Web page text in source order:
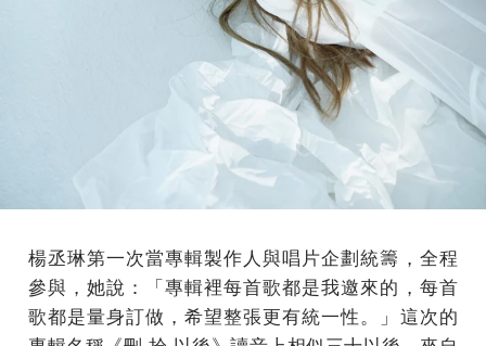
楊丞琳第一次當專輯製作人與唱片企劃統籌，全程
參與，她說：「專輯裡每首歌都是我邀來的，每首
歌都是量身訂做，希望整張更有統一性。」這次的